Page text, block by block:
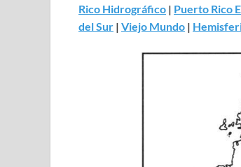
Rico Hidrográfico | Puerto Rico
del Sur | Viejo Mundo |